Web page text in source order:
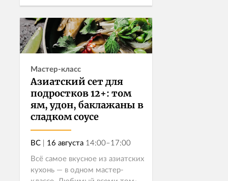
выразительнее, глубже и с тем
самым ресторанным внима...
Записаться
Мастер-класс
Азиатский сет для
подростков 12+: том
ям, удон, баклажаны в
сладком соусе
ВС | 16 августа 14:00–17:00
Всё самое вкусное из азиатских
кухонь — в одном мастер-